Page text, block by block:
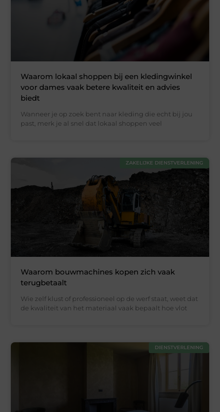
Waarom lokaal shoppen bij een kledingwinkel
voor dames vaak betere kwaliteit en advies
biedt
Wanneer je op zoek bent naar kleding die echt bij jou
past, merk je al snel dat lokaal shoppen veel
ZAKELIJKE DIENSTVERLENING
Waarom bouwmachines kopen zich vaak
terugbetaalt
Wie zelf klust of professioneel op de werf staat, weet dat
de kwaliteit van het materiaal vaak bepaalt hoe vlot
DIENSTVERLENING